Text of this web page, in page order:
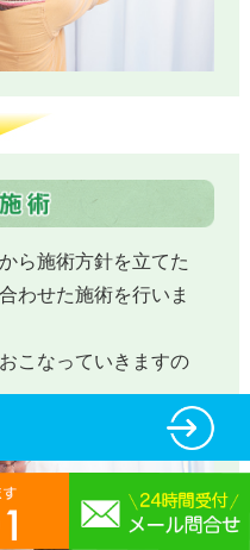
ら施術方針を立てた
わせた施術を行いま
こなっていきますの